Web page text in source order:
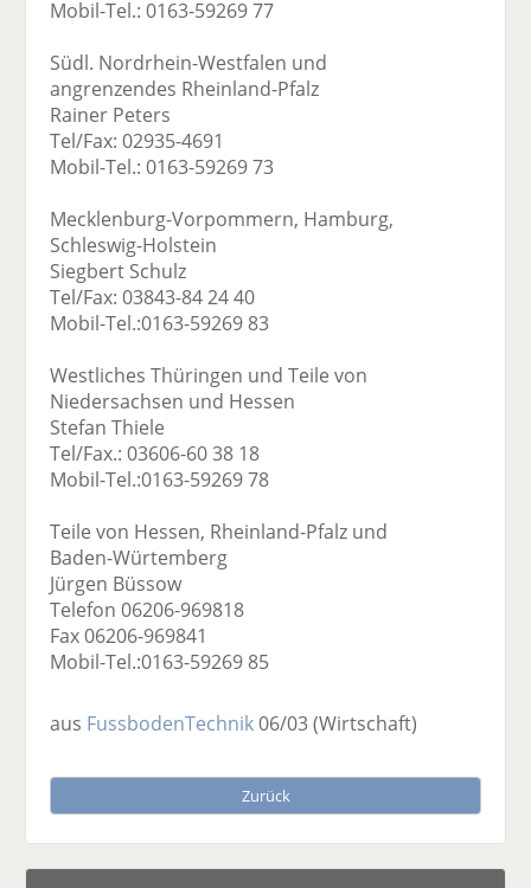
Mobil-Tel.: 0163-59269 77
Südl. Nordrhein-Westfalen und
angrenzendes Rheinland-Pfalz
Rainer Peters
Tel/Fax: 02935-4691
Mobil-Tel.: 0163-59269 73
Mecklenburg-Vorpommern, Hamburg,
Schleswig-Holstein
Siegbert Schulz
Tel/Fax: 03843-84 24 40
Mobil-Tel.:0163-59269 83
Westliches Thüringen und Teile von
Niedersachsen und Hessen
Stefan Thiele
Tel/Fax.: 03606-60 38 18
Mobil-Tel.:0163-59269 78
Teile von Hessen, Rheinland-Pfalz und
Baden-Würtemberg
Jürgen Büssow
Telefon 06206-969818
Fax 06206-969841
Mobil-Tel.:0163-59269 85
aus FussbodenTechnik06/03(Wirtschaft)
Zurück